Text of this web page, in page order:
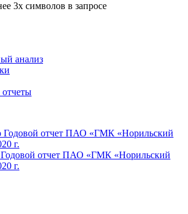
3х символов в запросе
анализ
Годовой отчет ПАО «ГМК «Норильский
г.
Годовой отчет ПАО «ГМК «Норильский
г.